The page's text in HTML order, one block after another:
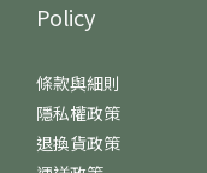
Policy
條款與細則
隱私權政策
退換貨政策